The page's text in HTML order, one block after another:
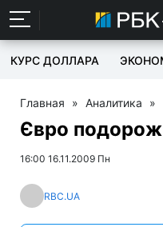
КУРС ДОЛЛАРА
Главная » Аналитика »
Євро
16:00 16.11.2009 Пн
RBC.UA